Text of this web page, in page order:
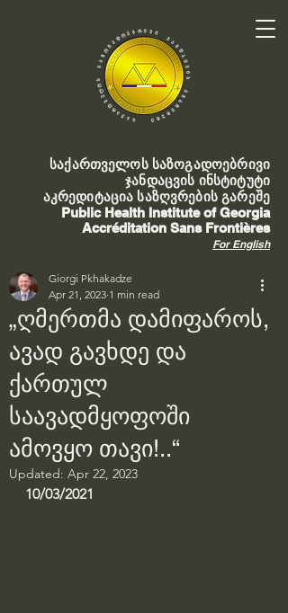
საქართველოს საზოგადოებრივი
ჯანდაცვის ინსტიტუტი
აკრედიტაცია საზღვრების გარეშე
Public Health Institute of Georgia
Accréditation Sans Frontières
For English
„ღმერთმა დამიფაროს,
ავად გავხდე და
ქართულ
საავადმყოფოში
ამოვყო თავი!..“
Giorgi Pkhakadze
Apr 21, 2023 1 min read
Updated: Apr 22, 2023
10/03/2021